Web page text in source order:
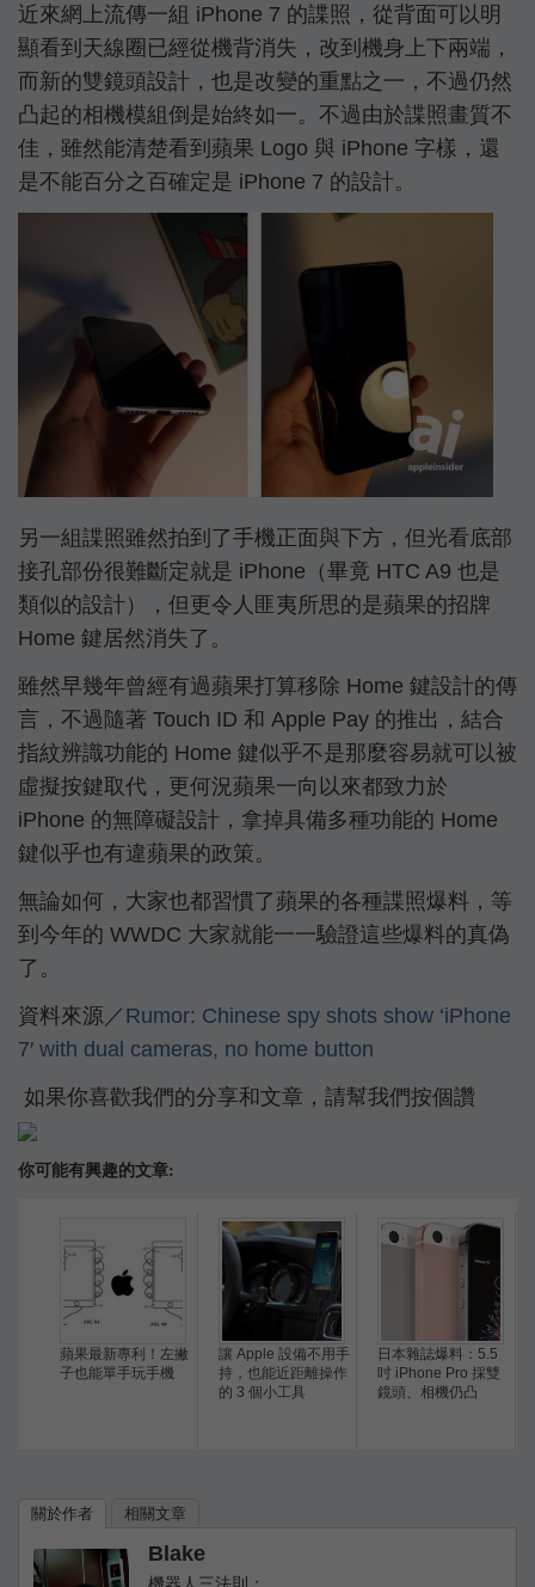
近來網上流傳一組 iPhone 7 的諜照，從背面可以明
顯看到天線圈已經從機背消失，改到機身上下兩端，
而新的雙鏡頭設計，也是改變的重點之一，不過仍然
凸起的相機模組倒是始終如一。不過由於諜照畫質不
佳，雖然能清楚看到蘋果 Logo 與 iPhone 字樣，還
是不能百分之百確定是 iPhone 7 的設計。
另一組諜照雖然拍到了手機正面與下方，但光看底部
接孔部份很難斷定就是 iPhone（畢竟 HTC A9 也是
類似的設計），但更令人匪夷所思的是蘋果的招牌
Home 鍵居然消失了。
雖然早幾年曾經有過蘋果打算移除 Home 鍵設計的傳
言，不過隨著 Touch ID 和 Apple Pay 的推出，結合
指紋辨識功能的 Home 鍵似乎不是那麼容易就可以被
虛擬按鍵取代，更何況蘋果一向以來都致力於
iPhone 的無障礙設計，拿掉具備多種功能的 Home
鍵似乎也有違蘋果的政策。
無論如何，大家也都習慣了蘋果的各種諜照爆料，等
到今年的 WWDC 大家就能一一驗證這些爆料的真偽
了。
資料來源／ Rumor: Chinese spy shots show ‘iPhone
7′ with dual cameras, no home button
如果你喜歡我們的分享和文章，請幫我們按個讚
你可能有興趣的文章:
蘋果最新專利！左撇
子也能單手玩手機
讓 Apple 設備不用手
持，也能近距離操作
的 3 個小工具
日本雜誌爆料：5.5
吋 iPhone Pro 採雙
鏡頭、相機仍凸
關於作者 相關文章
Blake